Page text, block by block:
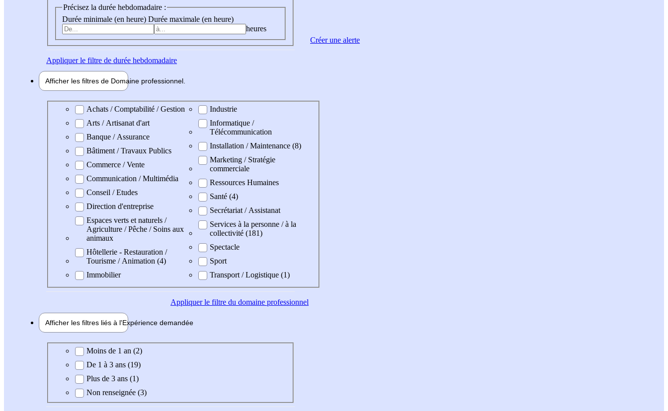
Précisez la durée hebdomadaire :
Durée minimale (en heure) Durée maximale (en heure)
heures
Appliquerle filtre de durée hebdomadaire
Afficher les filtres de Domaine professionnel
Domaine professionel
Achats / Comptabilité / Gestion
Arts / Artisanat d'art
Banque / Assurance
Bâtiment / Travaux Publics
Commerce / Vente
Communication / Multimédia
Conseil / Etudes
Direction d'entreprise
Espaces verts et naturels /
Agriculture / Pêche / Soins aux
animaux
Hôtellerie - Restauration /
Tourisme / Animation (4)
Immobilier
Industrie
Informatique /
Télécommunication
Installation / Maintenance (8)
Marketing / Stratégie
commerciale
Ressources Humaines
Santé (4)
Secrétariat / Assistanat
Services à la personne / à la
collectivité (181)
Spectacle
Sport
Transport / Logistique (1)
Appliquerle filtre du domaine professionnel
Afficher les filtres liés à l'Expérience demandée
Expérience demandée
Moins de 1 an (2)
De 1 à 3 ans (19)
Plus de 3 ans (1)
Non renseignée (3)
Créer une alerte